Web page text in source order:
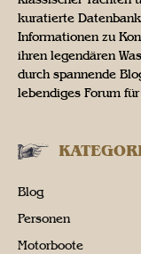
kuratierte
Informationen zu
ihren legendären
durch spannende
lebendiges Forum
Blog
Personen
Motorboote